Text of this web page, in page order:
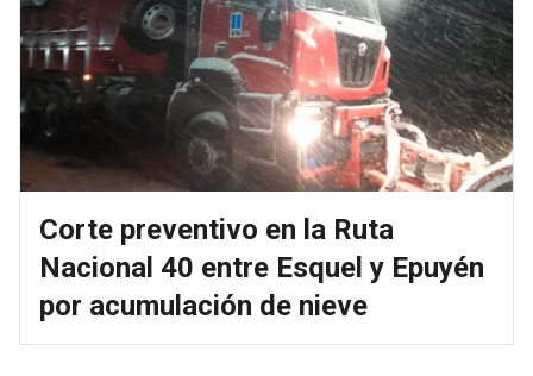
Corte preventivo en la Ruta
Nacional 40 entre Esquel y Epuyén
por acumulación de nieve